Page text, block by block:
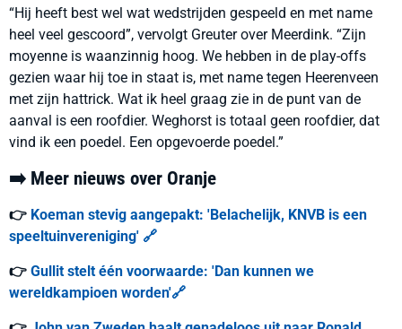
“Hij heeft best wel wat wedstrijden gespeeld en met name
heel veel gescoord”, vervolgt Greuter over Meerdink. “Zijn
moyenne is waanzinnig hoog. We hebben in de play-offs
gezien waar hij toe in staat is, met name tegen Heerenveen
met zijn hattrick. Wat ik heel graag zie in de punt van de
aanval is een roofdier. Weghorst is totaal geen roofdier, dat
vind ik een poedel. Een opgevoerde poedel.”
➡️ Meer nieuws over Oranje
👉 Koeman stevig aangepakt: 'Belachelijk, KNVB is een
speeltuinvereniging' 🔗
👉 Gullit stelt één voorwaarde: 'Dan kunnen we
wereldkampioen worden'🔗